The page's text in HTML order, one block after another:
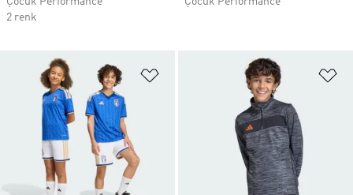
2 renk
Favori Listesine Ekle